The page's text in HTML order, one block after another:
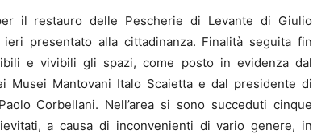
il restauro delle Pescherie di Levante di Giulio
presentato alla cittadinanza. Finalità seguita fin
e vivibili gli spazi, come posto in evidenza dal
Musei Mantovani Italo Scaietta e dal presidente di
Corbellani. Nell’area si sono succeduti cinque
a causa di inconvenienti di vario genere, in